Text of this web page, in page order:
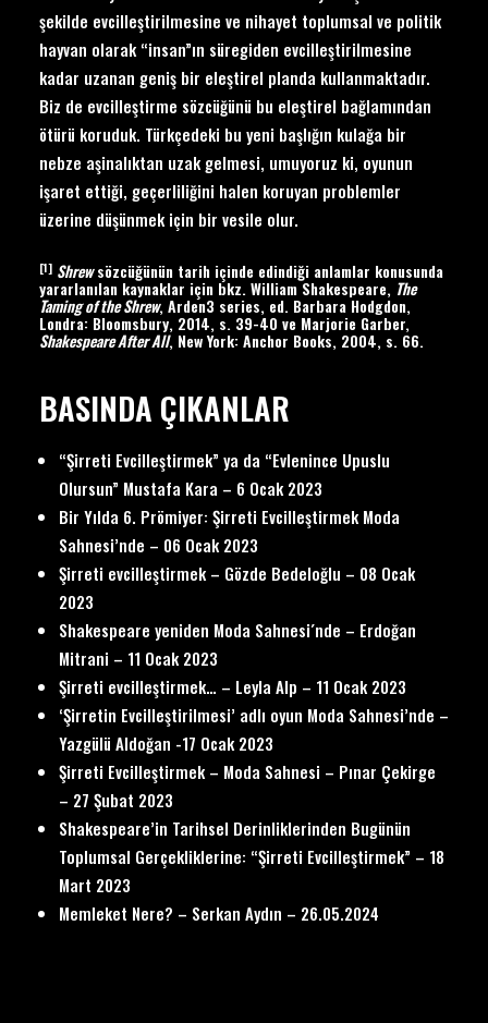
şekilde evcilleştirilmesine ve nihayet toplumsal ve politik
hayvan olarak “insan”ın süregiden evcilleştirilmesine
kadar uzanan geniş bir eleştirel planda kullanmaktadır.
Biz de evcilleştirme sözcüğünü bu eleştirel bağlamından
ötürü koruduk. Türkçedeki bu yeni başlığın kulağa bir
nebze aşinalıktan uzak gelmesi, umuyoruz ki, oyunun
işaret ettiği, geçerliliğini halen koruyan problemler
üzerine düşünmek için bir vesile olur.
[1] Shrewsözcüğünün tarih içinde edindiği anlamlar konusunda
yararlanılan kaynaklar için bkz. William Shakespeare, The
Taming of the Shrew, Arden3 series, ed. Barbara Hodgdon,
Londra: Bloomsbury, 2014, s. 39-40 ve Marjorie Garber,
Shakespeare After All, New York: Anchor Books, 2004, s. 66.
BASINDA ÇIKANLAR
“Şirreti Evcilleştirmek” ya da “Evlenince Upuslu
Olursun” Mustafa Kara – 6 Ocak 2023
Bir Yılda 6. Prömiyer: Şirreti Evcilleştirmek Moda
Sahnesi’nde – 06 Ocak 2023
Şirreti evcilleştirmek – Gözde Bedeloğlu – 08 Ocak
2023
Shakespeare yeniden Moda Sahnesi´nde – Erdoğan
Mitrani – 11 Ocak 2023
Şirreti evcilleştirmek… – Leyla Alp – 11 Ocak 2023
‘Şirretin Evcilleştirilmesi’ adlı oyun Moda Sahnesi’nde –
Yazgülü Aldoğan -17 Ocak 2023
Şirreti Evcilleştirmek – Moda Sahnesi – Pınar Çekirge
– 27 Şubat 2023
Shakespeare’in Tarihsel Derinliklerinden Bugünün
Toplumsal Gerçekliklerine: “Şirreti Evcilleştirmek” – 18
Mart 2023
Memleket Nere? – Serkan Aydın – 26.05.2024